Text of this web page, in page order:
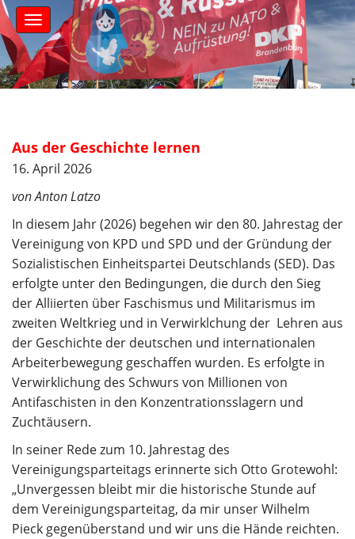
M
a
i
n
m
e
S
k
i
p
t
n
Aus der Geschichte lernen
16. April 2026
von Anton Latzo
In diesem Jahr (2026) begehen wir den 80. Jahrestag der
Vereinigung von KPD und SPD und der Gründung der
Sozialistischen Einheitspartei Deutschlands (SED). Das
erfolgte unter den Bedingungen, die durch den Sieg
der Alliierten über Faschismus und Militarismus im
zweiten Weltkrieg und in Verwirklchung der Lehren aus
der Geschichte der deutschen und internationalen
Arbeiterbewegung geschaffen wurden. Es erfolgte in
Verwirklichung des Schwurs von Millionen von
Antifaschisten in den Konzentrationsslagern und
Zuchtäusern.
In seiner Rede zum 10. Jahrestag des
Vereinigungsparteitags erinnerte sich Otto Grotewohl:
„Unvergessen bleibt mir die historische Stunde auf
dem Vereinigungsparteitag, da mir unser Wilhelm
Pieck gegenüberstand und wir uns die Hände reichten.